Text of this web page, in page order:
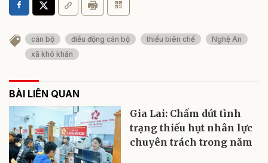
cán bộ điều động cán bộ thiếu biên chế
Nghệ An
xã khó khăn
BÀI LIÊN QUAN
Gia Lai: Chấm dứt tình
trạng thiếu hụt nhân lực
chuyên trách trong năm